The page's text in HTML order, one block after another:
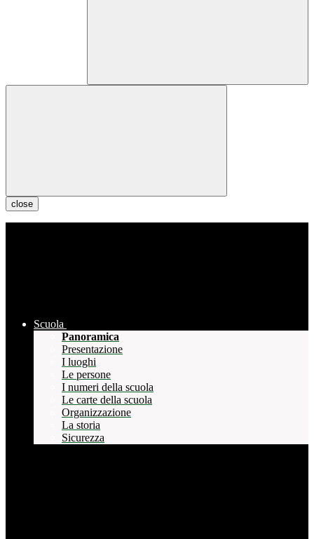
close
Scuola
Panoramica
Presentazione
I luoghi
Le persone
I numeri della scuola
Le carte della scuola
Organizzazione
La storia
Sicurezza